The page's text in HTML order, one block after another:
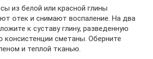
из белой или красной глины
отек и снимают воспаление. На два
к суставу глину, разведенную
консистенции сметаны. Оберните
и теплой тканью.